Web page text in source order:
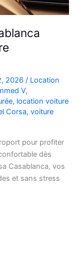
2026 / Location
V,
, location voiture
Corsa, voiture
pour profiter
dès
Casablanca, vos
et sans stress